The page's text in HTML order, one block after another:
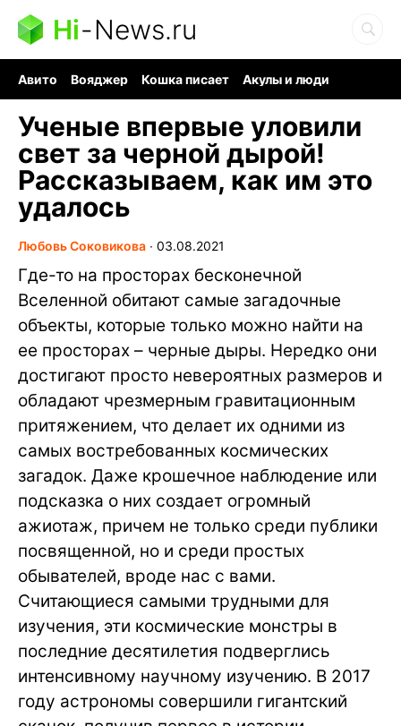
Hi-News.ru
Авито Вояджер Кошка писает
Акулы и люди
Ученые впервые уловили
свет за черной дырой!
Рассказываем, как им это
удалось
Любовь Соковикова ∙ 03.08.2021
Где-то на просторах бесконечной
Вселенной обитают самые загадочные
объекты, которые только можно найти на
ее просторах – черные дыры. Нередко они
достигают просто невероятных размеров и
обладают чрезмерным гравитационным
притяжением, что делает их одними из
самых востребованных космических
загадок. Даже крошечное наблюдение или
подсказка о них создает огромный
ажиотаж, причем не только среди публики
посвященной, но и среди простых
обывателей, вроде нас с вами.
Считающиеся самыми трудными для
изучения, эти космические монстры в
последние десятилетия подверглись
интенсивному научному изучению. В 2017
году астрономы совершили гигантский